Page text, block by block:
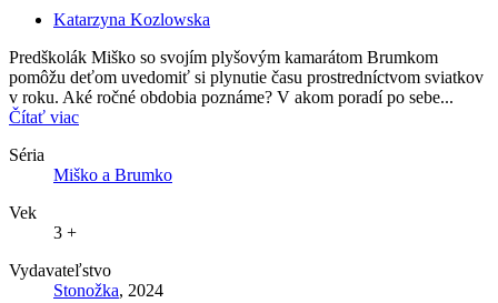
Katarzyna Kozlowska
Predškolák Miško so svojím plyšovým kamarátom Brumkom
pomôžu deťom uvedomiť si plynutie času prostredníctvom sviatkov
v roku. Aké ročné obdobia poznáme? V akom poradí po sebe...
Čítať viac
Séria
Miško a Brumko
Vek
3 +
Vydavateľstvo
Stonožka, 2024